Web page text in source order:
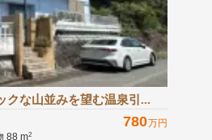
クな山並みを望む温泉引...
780万円
88 m2